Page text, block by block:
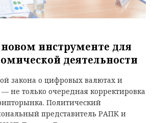
инструменте для
деятельности
закона о цифровых валютах и
не только очередная корректировка
Политический
представитель РАПК и